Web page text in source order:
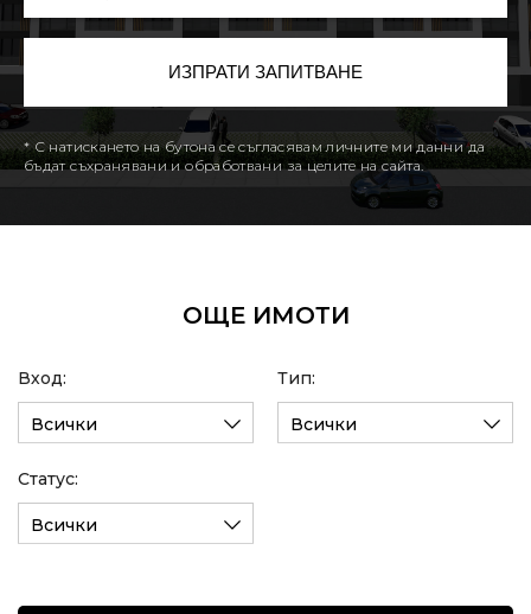
* С натискането на бутона се съгласявам личните ми данни да
бъдат съхранявани и обработвани за целите на сайта.
ОЩЕ ИМОТИ
Вход:
Всички
Тип:
Всички
Статус:
Всички